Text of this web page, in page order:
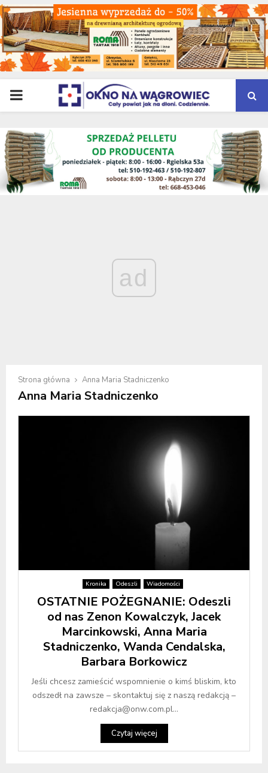
PRIMARY
MENU
ad
Strona główna Anna Maria Stadniczenko
Anna Maria Stadniczenko
Kronika Odeszli Wiadomości
OSTATNIE POŻEGNANIE: Odeszli
od nas Zenon Kowalczyk, Jacek
Marcinkowski, Anna Maria
Stadniczenko, Wanda Cendalska,
Barbara Borkowicz
Jeśli chcesz zamieścić wspomnienie o kimś bliskim, kto
odszedł na zawsze – skontaktuj się z naszą redakcją –
redakcja@onw.com.pl...
Czytaj więcej